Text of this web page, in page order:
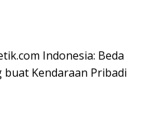
Indonesia: Beda
Kendaraan Pribadi